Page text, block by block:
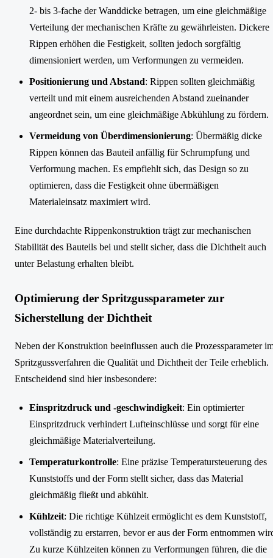
2- bis 3-fache der Wanddicke betragen, um eine gleichmäßige
Verteilung der mechanischen Kräfte zu gewährleisten. Dickere
Rippen erhöhen die Festigkeit, sollten jedoch sorgfältig
dimensioniert werden, um Verformungen zu vermeiden.
Positionierung und Abstand: Rippen sollten gleichmäßig
verteilt und mit einem ausreichenden Abstand zueinander
angeordnet sein, um eine gleichmäßige Abkühlung zu fördern.
Vermeidung von Überdimensionierung: Übermäßig dicke
Rippen können das Bauteil anfällig für Schrumpfung und
Verformung machen. Es empfiehlt sich, das Design so zu
optimieren, dass die Festigkeit ohne übermäßigen
Materialeinsatz maximiert wird.
Eine durchdachte Rippenkonstruktion trägt zur mechanischen
Stabilität des Bauteils bei und stellt sicher, dass die Dichtheit auch
unter Belastung erhalten bleibt.
Optimierung der Spritzgussparameter zur
Sicherstellung der Dichtheit
Neben der Konstruktion beeinflussen auch die Prozessparameter
Spritzgussverfahren die Qualität und Dichtheit der Teile erheblich.
Entscheidend sind hier insbesondere:
Einspritzdruck und -geschwindigkeit: Ein optimierter
Einspritzdruck verhindert Lufteinschlüsse und sorgt für eine
gleichmäßige Materialverteilung.
Temperaturkontrolle: Eine präzise Temperatursteuerung des
Kunststoffs und der Form stellt sicher, dass das Material
gleichmäßig fließt und abkühlt.
Kühlzeit: Die richtige Kühlzeit ermöglicht es dem Kunststoff,
vollständig zu erstarren, bevor er aus der Form entnommen
Zu kurze Kühlzeiten können zu Verformungen führen, die die